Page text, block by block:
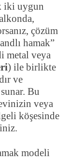
iki uygun
çözüm
hamak”
metal veya
) ile birlikte
ve
Bu
veya
köşesinde